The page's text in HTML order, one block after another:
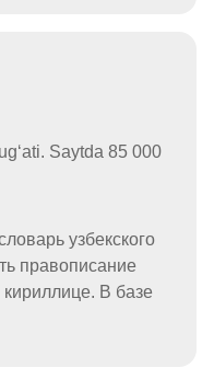
Saytda 85 000
узбекского
правописание
кириллице. В базе